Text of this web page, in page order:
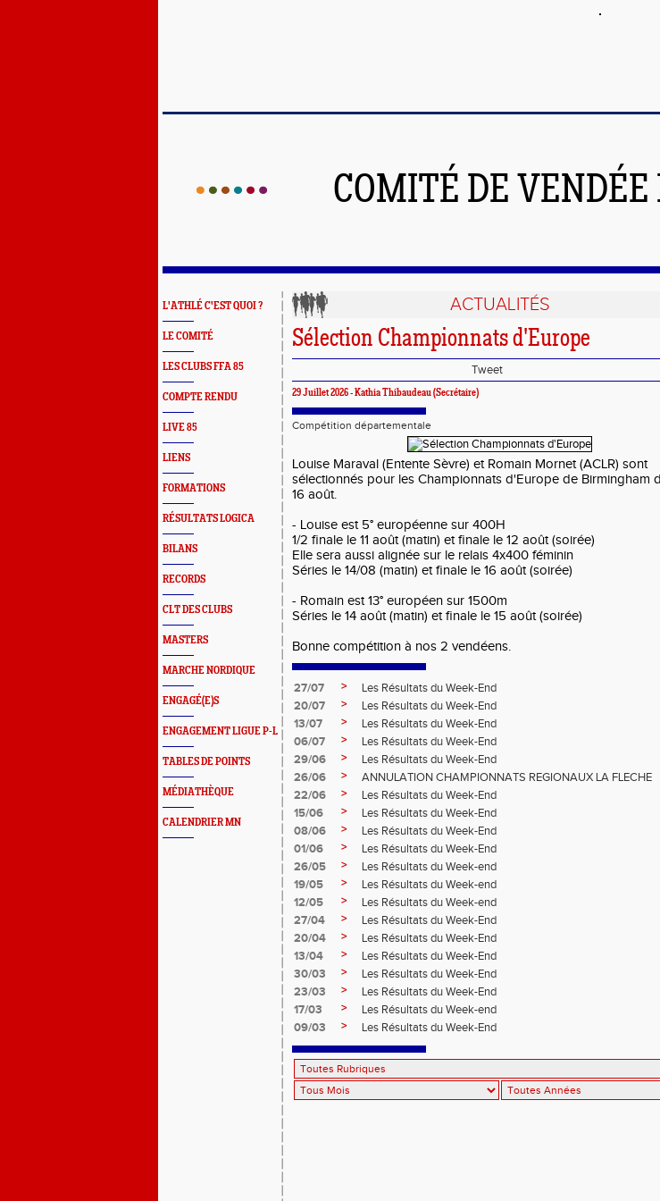
COMITÉ DE
L'ATHLÉ C'EST QUOI ?
LE COMITÉ
LES CLUBS FFA 85
COMPTE RENDU
LIVE 85
LIENS
FORMATIONS
RÉSULTATS LOGICA
BILANS
RECORDS
CLT DES CLUBS
MASTERS
MARCHE NORDIQUE
ENGAGÉ(E)S
ENGAGEMENT LIGUE P-L
TABLES DE POINTS
MÉDIATHÈQUE
CALENDRIER MN
ACTUALITÉS
Sélection Championnats d'Europe
Tweet
29 Juillet 2026 - Kathia Thibaudeau (Secrétaire)
Compétition départementale
Louise Maraval (Entente Sèvre) et Romain Mornet (ACLR) sont
sélectionnés pour les Championnats d'Europe de Birmingham
16 août.
- Louise est 5° européenne sur 400H
1/2 finale le 11 août (matin) et finale le 12 août (soirée)
Elle sera aussi alignée sur le relais 4x400 féminin
Séries le 14/08 (matin) et finale le 16 août (soirée)
- Romain est 13° européen sur 1500m
Séries le 14 août (matin) et finale le 15 août (soirée)
Bonne compétition à nos 2 vendéens.
27/07 >
Les Résultats du Week-End
20/07
>
Les Résultats du Week-End
13/07
>
Les Résultats du Week-End
06/07
>
Les Résultats du Week-End
29/06
>
Les Résultats du Week-End
26/06
>
ANNULATION CHAMPIONNATS REGIONAUX LA FLECHE
22/06
>
Les Résultats du Week-End
15/06
>
Les Résultats du Week-End
08/06
>
Les Résultats du Week-End
01/06
>
Les Résultats du Week-End
26/05
>
Les Résultats du Week-end
19/05
>
Les Résultats du Week-end
12/05
>
Les Résultats du Week-end
27/04
>
Les Résultats du Week-End
20/04
>
Les Résultats du Week-End
13/04
>
Les Résultats du Week-End
30/03
>
Les Résultats du Week-End
23/03
>
Les Résultats du Week-End
17/03
>
Les Résultats du Week-end
09/03
> Les Résultats du Week-End